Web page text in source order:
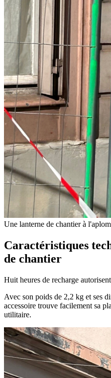
Une lanterne de chantier à
Caractéristiques
de chantier
Huit heures de recharge
Avec son poids de 2,2 kg et ses
accessoire trouve facilement sa
utilitaire.